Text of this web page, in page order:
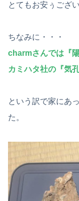
とてもお安ぅござ
ちなみに・・・
charmさんでは『陽
カミハタ社の『気孔
という訳で家にあ
た。